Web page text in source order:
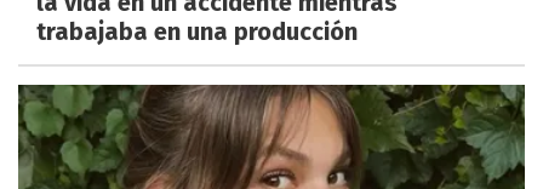
trabajaba en una producción